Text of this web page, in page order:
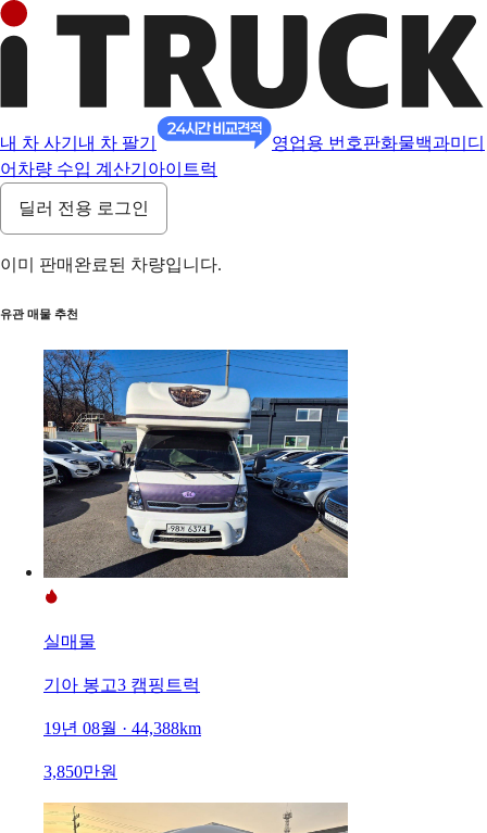
내 차 사기 내 차 팔기 영업용 번호판화물백과미디
어 차량 수입 계산기 아이트럭
딜러 전용 로그인
이미 판매완료된 차량입니다.
유관 매물 추천
실매물
기아 봉고3 캠핑트럭
19년 08월 · 44,388km
3,850만원